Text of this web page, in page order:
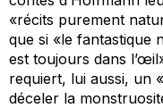
«récits purement
que si «le fantastique
est toujours dans
requiert, lui aussi, un
déceler la